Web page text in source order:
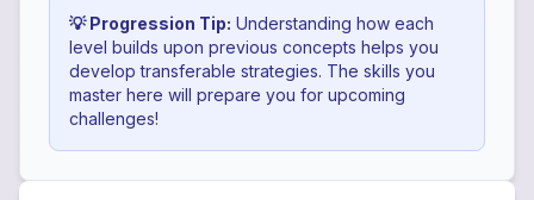
💡 Progression Tip: Understanding how each
level builds upon previous concepts helps you
develop transferable strategies. The skills you
master here will prepare you for upcoming
challenges!